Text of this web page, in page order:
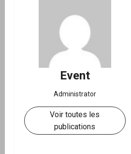
Event
Administrator
Voir toutes les
publications